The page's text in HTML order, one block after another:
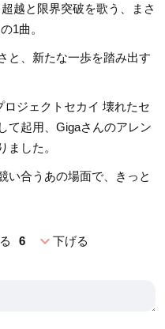
越と限界突破を歌う、まさ
1曲。
と、新たな一歩を踏み出す
ジェクトセカイ 壊れたセ
て起用、Gigaさんのアレン
ました。
い合うあの場面で、きっと
6 expand_more下げる